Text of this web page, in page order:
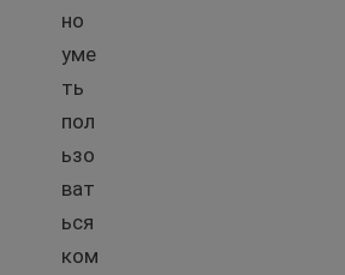
но
уме
ть
пол
ьзо
ват
ься
ком